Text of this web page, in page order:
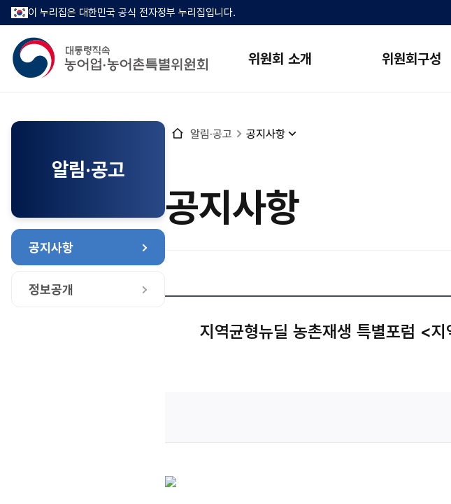
이 누리집은 대한민국 공식 전자정부 누리집입니다.
위원회 소개 위원회구성
알림·공고
공지사항
정보공개
홈
알림·공고 공지사항
공지사항
지역균형뉴딜 농촌재생 특별포럼 <